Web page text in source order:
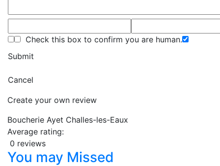
Check this box to confirm you are human.
Submit
Cancel
Create your own review
Boucherie Ayet Challes-les-Eaux
Average rating:
0 reviews
You may Missed